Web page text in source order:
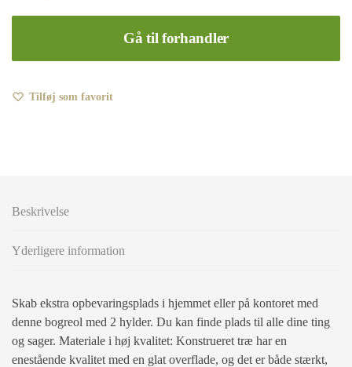
Gå til forhandler
Tilføj som favorit
Beskrivelse
Yderligere information
Skab ekstra opbevaringsplads i hjemmet eller på kontoret med
denne bogreol med 2 hylder. Du kan finde plads til alle dine ting
og sager. Materiale i høj kvalitet: Konstrueret træ har en
enestående kvalitet med en glat overflade, og det er både stærkt,